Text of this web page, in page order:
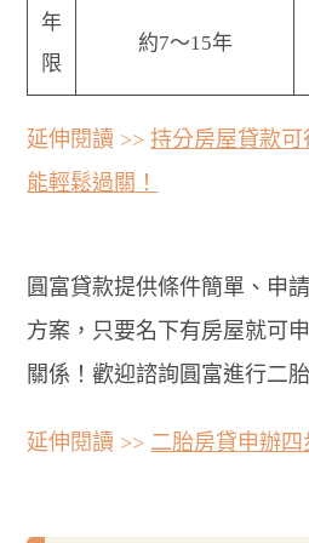
年
限
約7～15年
延伸閱讀 >>持分房屋貸款
能輕鬆過關！
圓富貸款提供條件簡單、申
方案，只要名下有房屋就可
關係！歡迎諮詢圓富進行二
延伸閱讀 >> 二胎房貸申辦四